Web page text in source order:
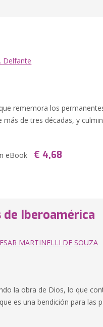
Delfante
rememora los
de tres décadas, y
eBook € 4,68
Iberoamérica
MARTINELLI DE SOUZA
la obra de Dios, lo que
es una bendición para las